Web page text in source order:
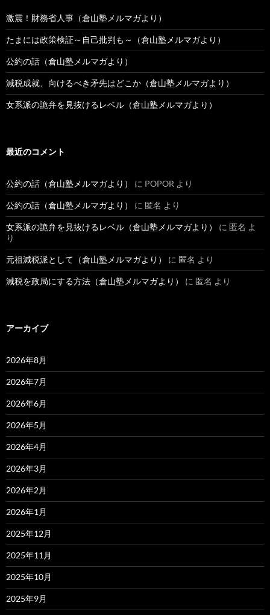
激震！財務省人事（倉山塾メルマガより）
たまには政策検証～自己批判も～（倉山塾メルマガより）
公約の話（倉山塾メルマガより）
減税成就、向けるべき矛先はどこか（倉山塾メルマガより）
女系派の詭弁を見抜けるレベル（倉山塾メルマガより）
最近のコメント
公約の話（倉山塾メルマガより） に POPOR より
公約の話（倉山塾メルマガより） に 匿名 より
女系派の詭弁を見抜けるレベル（倉山塾メルマガより） に 匿名 よ
り
元祖減税派として（倉山塾メルマガより） に 匿名 より
減税を政局にする方法（倉山塾メルマガより） に 匿名 より
アーカイブ
2026年8月
2026年7月
2026年6月
2026年5月
2026年4月
2026年3月
2026年2月
2026年1月
2025年12月
2025年11月
2025年10月
2025年9月